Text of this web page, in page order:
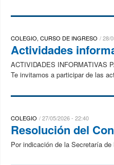
COLEGIO, CURSO DE INGRESO 28/
Actividades
ACTIVIDADES INFORMATIVAS
Te invitamos a participar de las
COLEGIO 27/05/2026 - 22:40
Resolución del
Por indicación de la Secretaría